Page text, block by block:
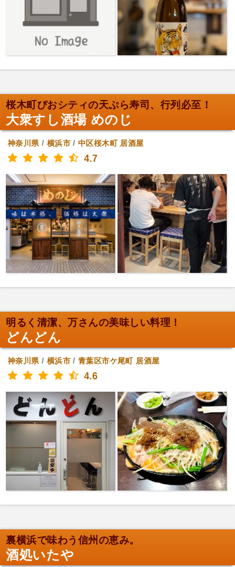
桜木町ぴおシティの天ぷら寿司、行列必至！
大衆すし酒場 めのじ
神奈川県/ 横浜市/中区桜木町 居酒屋
4.7
明るく清潔、万さんの美味しい料理！
どんどん
神奈川県/ 横浜市/青葉区市ケ尾町 居酒屋
4.6
裏横浜で味わう信州の恵み。
酒処いたや